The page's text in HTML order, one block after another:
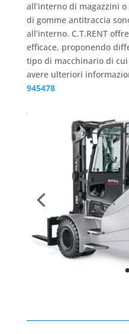
all’interno di magazzini
di gomme antitraccia
all’interno. C.T.RENT
efficace, proponendo
tipo di macchinario di
avere ulteriori
945478